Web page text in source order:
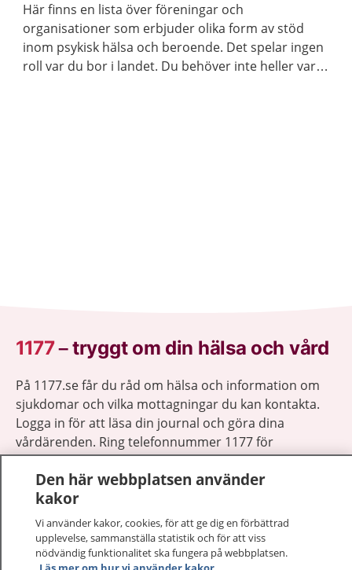
Här finns en lista över föreningar och
organisationer som erbjuder olika form av stöd
inom psykisk hälsa och beroende. Det spelar ingen
roll var du bor i landet. Du behöver inte heller vara
1177–tryggt om din hälsa och vård
På 1177.se får du råd om hälsa och information om
sjukdomar och vilka mottagningar du kan kontakta.
Logga in för att läsa din journal och göra dina
vårdärenden. Ring telefonnummer 1177 för
sjukvårdsrådgivning dygnet runt.
1177 ger dig råd när du vill må bättre.
Den här webbplatsen använder
kakor
Vi använder kakor, cookies, för att ge dig en förbättrad
upplevelse, sammanställa statistik och för att viss
nödvändig funktionalitet ska fungera på webbplatsen.